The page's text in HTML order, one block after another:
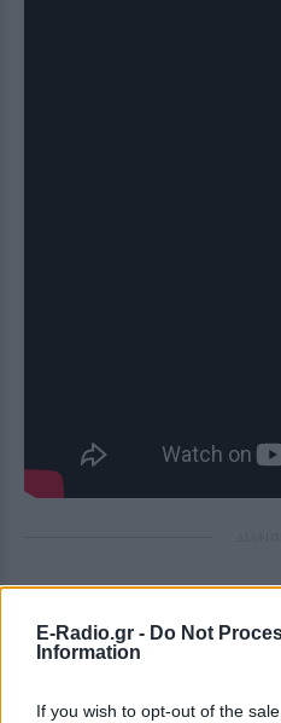
E-Radio.gr - Do Not
Information
If you wish to opt-out of the